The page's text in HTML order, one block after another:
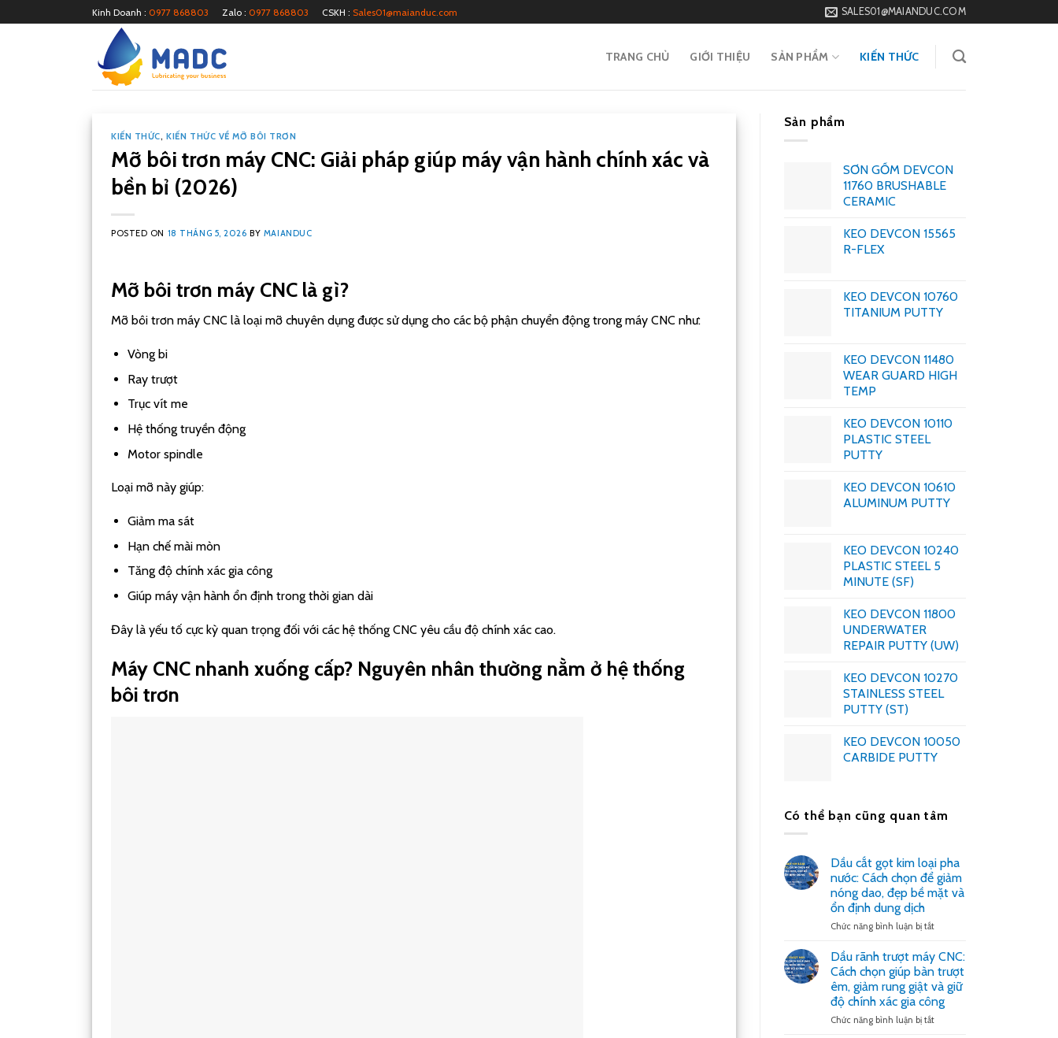
to
Kinh Doanh : 0977 868803 Zalo : 0977 868803 CSKH : Sales01@maianduc.com SALES01@MAIANDUC.COM
TRANG CHỦ GIỚI THIỆU SẢN PHẨM KIẾN THỨC
KIẾN THỨC,KIẾN THỨC VỀ MỠ BÔI TRƠN
Mỡ bôi trơn máy CNC: Giải pháp giúp máy vận hành chính xác và
bền bỉ (2026)
POSTED ON 18 THÁNG 5, 2026 BY MAIANDUC
Mỡ bôi trơn máy CNC là gì?
Mỡ bôi trơn máy CNC là loại mỡ chuyên dụng được sử dụng cho các bộ phận chuyển động trong máy CNC như:
Vòng bi
Ray trượt
Trục vít me
Hệ thống truyền động
Motor spindle
Loại mỡ này giúp:
Giảm ma sát
Hạn chế mài mòn
Tăng độ chính xác gia công
Giúp máy vận hành ổn định trong thời gian dài
Đây là yếu tố cực kỳ quan trọng đối với các hệ thống CNC yêu cầu độ chính xác cao.
Máy CNC nhanh xuống cấp? Nguyên nhân thường nằm ở hệ thống
bôi trơn
Sản phẩm
SƠN GỐM DEVCON
11760 BRUSHABLE
CERAMIC
KEO DEVCON 15565
R-FLEX
KEO DEVCON 10760
TITANIUM PUTTY
KEO DEVCON 11480
WEAR GUARD HIGH
TEMP
KEO DEVCON 10110
PLASTIC STEEL
PUTTY
KEO DEVCON 10610
ALUMINUM PUTTY
KEO DEVCON 10240
PLASTIC STEEL 5
MINUTE (SF)
KEO DEVCON 11800
UNDERWATER
REPAIR PUTTY (UW)
KEO DEVCON 10270
STAINLESS STEEL
PUTTY (ST)
KEO DEVCON 10050
CARBIDE PUTTY
Có thể bạn cũng quan tâm
Dầu cắt gọt kim loại pha
nước: Cách chọn để giảm
nóng dao, đẹp bề mặt và
ổn định dung dịch
Chức năng bình luận bị tắtở
cắt
gọt
kim
loại
pha
Cách
Dầu rãnh trượt máy CNC:
Cách chọn giúp bàn trượt
êm, giảm rung giật và giữ
độ chính xác gia công
Chức năng bình luận bị tắtở